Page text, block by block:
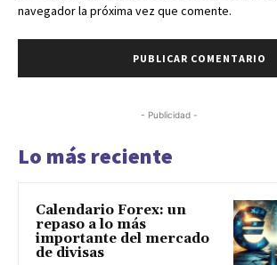
navegador la próxima vez que comente.
- Publicidad -
Lo más reciente
Calendario Forex: un
repaso a lo más
importante del mercado
de divisas